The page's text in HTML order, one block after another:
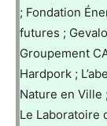
; Fondation
futures ;
Groupement
Hardpork ;
Nature en Ville
Le Laboratoire